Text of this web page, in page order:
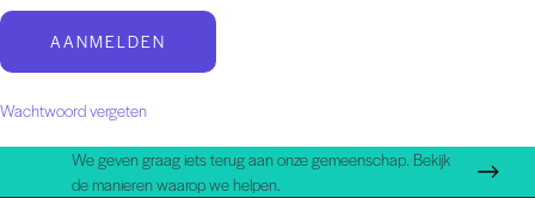
Wachtwoord vergeten
We geven graag iets terug aan onze gemeenschap. Bekijk
de manieren waarop we helpen.